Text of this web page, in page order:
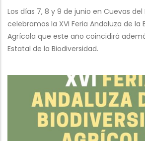
Los días 7, 8 y 9 de junio en Cuevas
celebramos la XVI Feria Andaluza de la
Agrícola que este año coincidirá
Estatal de la Biodiversidad.